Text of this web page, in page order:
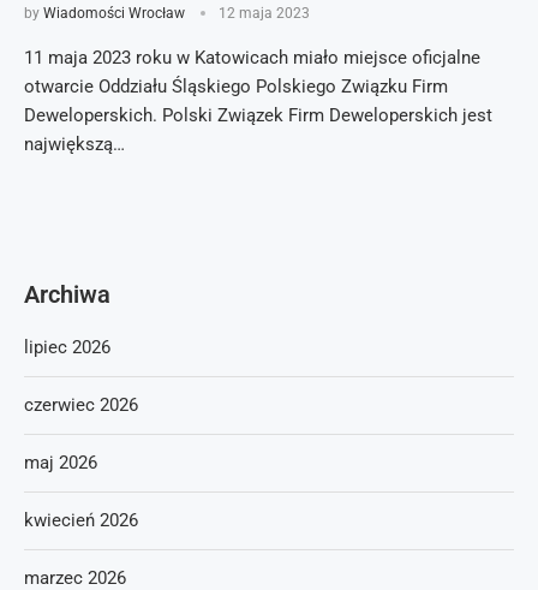
by Wiadomości Wrocław 12 maja 2023
11 maja 2023 roku w Katowicach miało miejsce oficjalne
otwarcie Oddziału Śląskiego Polskiego Związku Firm
Deweloperskich. Polski Związek Firm Deweloperskich jest
największą…
Archiwa
lipiec 2026
czerwiec 2026
maj 2026
kwiecień 2026
marzec 2026